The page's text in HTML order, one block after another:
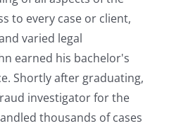
to every case or client,
varied legal
earned his bachelor's
Shortly after graduating,
investigator for the
thousands of cases